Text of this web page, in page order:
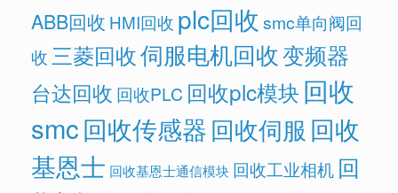
ABB回收 HMI回收 plc回收 smc单向阀回
收三菱回收伺服电机回收变频器
台达回收 回收PLC 回收plc模块 回收
smc回收传感器回收伺服 回收
基恩士 回收基恩士通信模块 回收工业相机 回